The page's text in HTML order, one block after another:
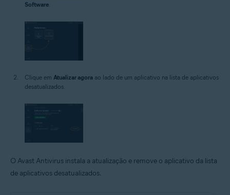
Software.
Clique em Atualizar agora ao lado de um aplicativo na lista de aplicativos
desatualizados.
O Avast Antivirus instala a atualização e remove o aplicativo da lista
de aplicativos desatualizados.